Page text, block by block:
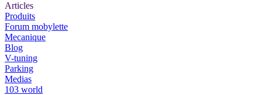
Articles
Produits
Forum mobylette
Mecanique
Blog
V-tuning
Parking
Medias
103 world